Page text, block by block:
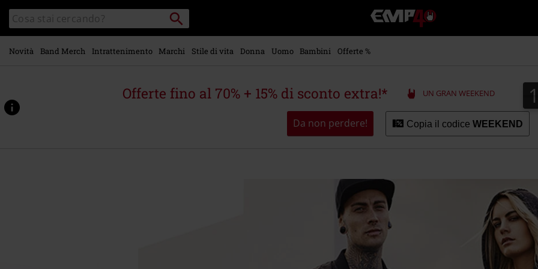
contenuto
principale
Cerca
nel
catalogo
Cerca
Punto
di
ritiro
EMP
-
Musica,
Videogame
-
Abbigliamento
Novità Band Merch Intrattenimento Marchi Stile di vita Donna Uomo Bambini Offerte %
Offerte fino al 70% + 15% di sconto extra!* UN GRAN WEEKEND 1
1
Da non perdere! Copia il codice WEEKEND